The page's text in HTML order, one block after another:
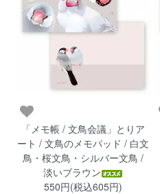
「メモ帳 / 文鳥会議」とりア
ート / 文鳥のメモパッド / 白文
鳥・桜文鳥・シルバー文鳥 /
淡いブラウン
550円(税込605円)